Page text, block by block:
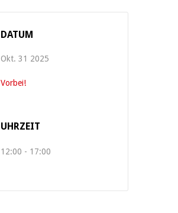
DATUM
Okt. 31 2025
Vorbei!
UHRZEIT
12:00 - 17:00